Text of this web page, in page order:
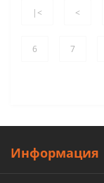
|< <
6 7
Информация